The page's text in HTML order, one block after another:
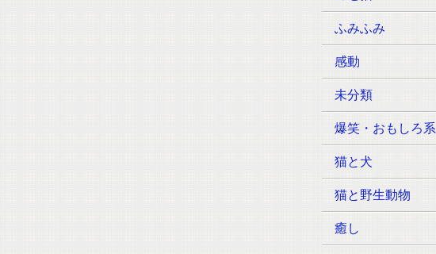
ふみふみ
感動
未分類
爆笑・おもしろ系
猫と犬
猫と野生動物
癒し